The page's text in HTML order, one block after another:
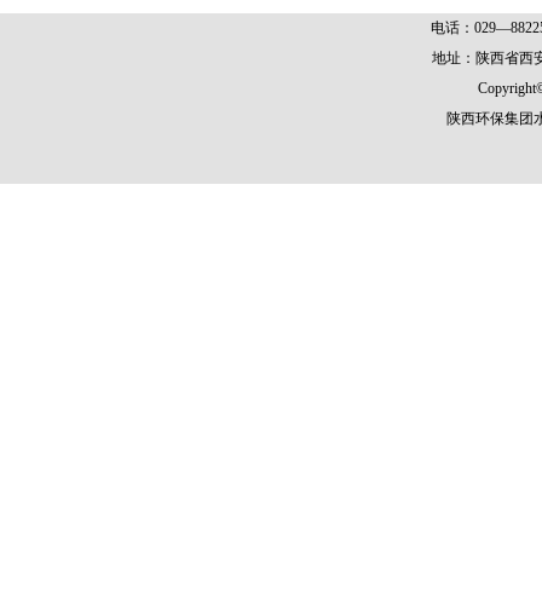
电话：
地址：陕西省西
陕西环保集团